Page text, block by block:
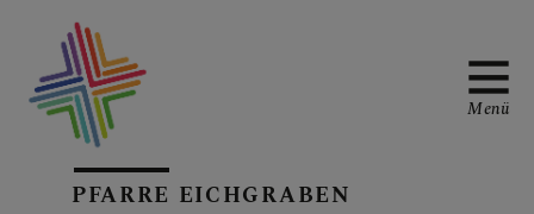
PFARRE EICHGRABEN
Menü